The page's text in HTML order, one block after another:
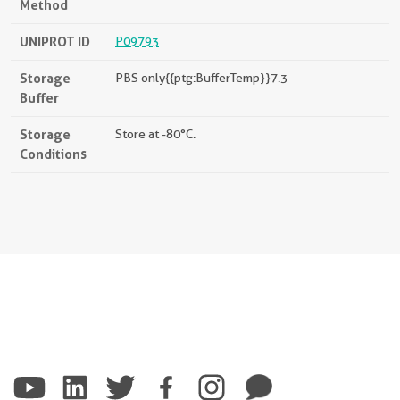
Method
UNIPROT ID P09793
Storage
Buffer
PBS only{{ptg:BufferTemp}}7.3
Storage
Conditions
Store at -80°C.